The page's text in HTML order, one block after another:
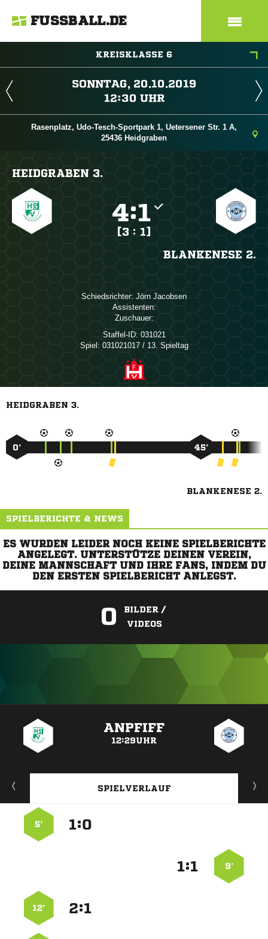
FUSSBALL.DE
KREISKLASSE 6
 
 
Rasenplatz, Udo-Tesch-Sportpark 1, Uetersener Str. 1 A,
25436 Heidgraben
HEIDGRABEN 3.
:
[3 : 1]
BLANKENESE 2.
Schiedsrichter:  
Assistenten:
Zuschauer:
Staffel-ID: 031021
Spiel: 031021017 / 13. Spieltag
HEIDGRABEN 3.
0’ 45’
BLANKENESE 2.
SPIELBERICHTE & NEWS
ES WURDEN LEIDER NOCH KEINE SPIELBERICHTE
ANGELEGT. UNTERSTÜTZE DEINEN VEREIN,
DEINE MANNSCHAFT UND IHRE FANS, INDEM DU
DEN ERSTEN SPIELBERICHT ANLEGST.
0
BILDER /
VIDEOS
ANPFIFF
12:29UHR
SPIELVERLAUF
:
5’
9’
:
:
12’